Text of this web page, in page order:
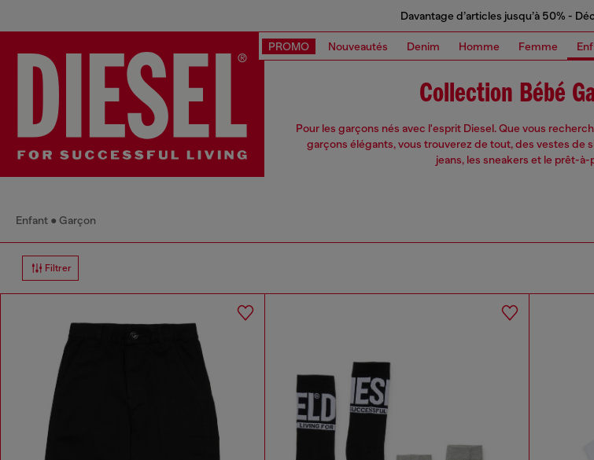
Davantage d’articles jusqu’à 50% -
PROMO Nouveautés Denim Homme Femme
Collection Bébé
Pour les garçons nés avec l'esprit Diesel. Que vous
garçons élégants, vous trouverez de tout, des vestes de
jeans, les sneakers et le prêt-à-
Enfant Garçon
Filtrer